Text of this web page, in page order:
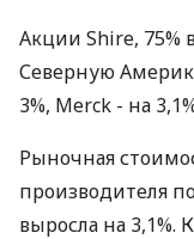
Акции Shire, 75%
Северную
3%, Merck - на
Рыночная
производителя
выросла на 3,1%.